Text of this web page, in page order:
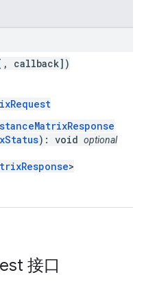
callback])
): void optional
>
接口